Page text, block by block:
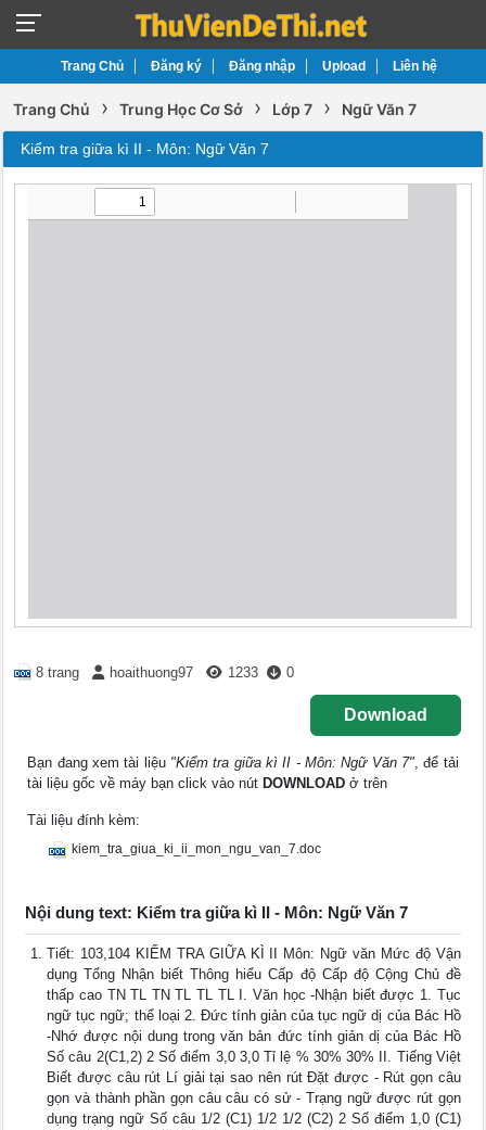
Trang Chủ Đăng ký Đăng nhập Upload Liên hệ
Trang Chủ › Trung Học Cơ Sở › Lớp 7 › Ngữ Văn 7
Kiểm tra giữa kì II - Môn: Ngữ Văn 7
8 trang hoaithuong97 1233 0
Download
Bạn đang xem tài liệu "Kiểm tra giữa kì II - Môn: Ngữ Văn 7", để tải
tài liệu gốc về máy bạn click vào nút DOWNLOAD ở trên
Tài liệu đính kèm:
kiem_tra_giua_ki_ii_mon_ngu_van_7.doc
Nội dung text: Kiểm tra giữa kì II - Môn: Ngữ Văn 7
Tiết: 103,104 KIỂM TRA GIỮA KÌ II Môn: Ngữ văn Mức độ Vận
dụng Tổng Nhận biết Thông hiểu Cấp độ Cấp độ Cộng Chủ đề
thấp cao TN TL TN TL TL TL I. Văn học -Nhận biết được 1. Tục
ngữ tục ngữ; thể loại 2. Đức tính giản của tục ngữ dị của Bác Hồ
-Nhớ được nội dung trong văn bản đức tính giản dị của Bác Hồ
Số câu 2(C1,2) 2 Số điểm 3,0 3,0 Tỉ lệ % 30% 30% II. Tiếng Việt
Biết được câu rút Lí giải tại sao nên rút Đặt được - Rút gọn câu
gọn và thành phần gọn câu câu có sử - Trạng ngữ được rút gọn
dụng trạng ngữ Số câu 1/2 (C1) 1/2 1/2 (C2) 2 Số điểm 1,0 (C1)